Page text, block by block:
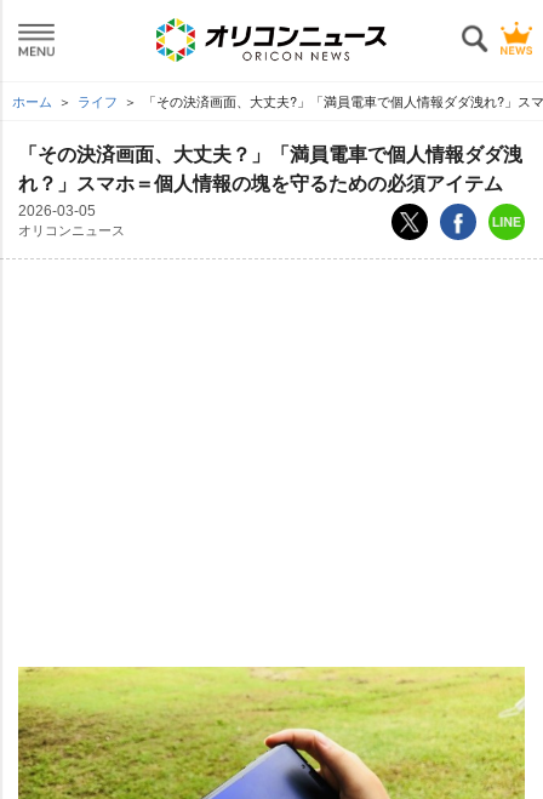
ホーム ライフ 「その決済画面、大丈夫?」「満員電車で個人情報ダダ洩れ?」
「その決済画面、大丈夫？」「満員電車で個人情報ダダ洩
れ？」スマホ＝個人情報の塊を守るための必須アイテム
2026-03-05
オリコンニュース